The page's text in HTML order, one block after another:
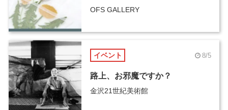
OFS GALLERY
イベント 8/5
路上、お邪魔ですか？
金沢21世紀美術館